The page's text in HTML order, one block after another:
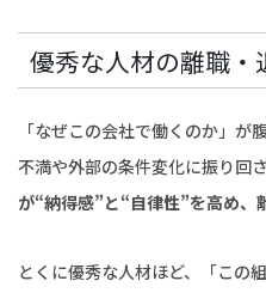
優秀な人材の離職・
「なぜこの会社で働くのか」
不満や外部の条件変化に振り回
が“納得感”と“自律性”を高め、
とくに優秀な人材ほど、「この